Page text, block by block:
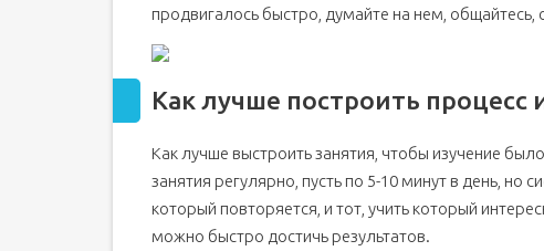
продвигалось быстро, думайте на нем, общайтесь,
Как лучше построить процесс
Как лучше выстроить занятия, чтобы изучение
занятия регулярно, пусть по 5-10 минут в день, но
который повторяется, и тот, учить который
можно быстро достичь результатов.